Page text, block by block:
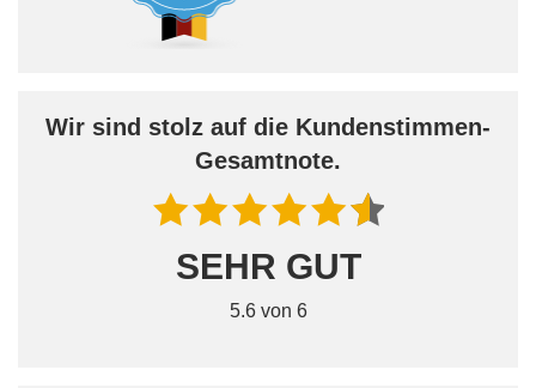
Wir sind stolz auf die Kundenstimmen-
Gesamtnote.
SEHR GUT
5.6 von 6